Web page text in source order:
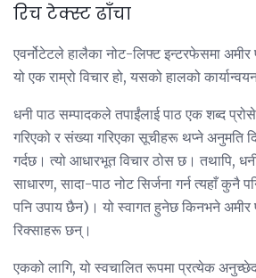
रिच टेक्स्ट ढाँचा
एवर्नोटेटले हालैका नोट-लिफ्ट इन्टरफेसमा अमीर
यो एक राम्रो विचार हो, यसको हालको
धनी पाठ सम्पादकले तपाईंलाई पाठ एक शब्द
गरिएको र संख्या गरिएका सूचीहरू थप्ने अनुमति
गर्दछ। त्यो आधारभूत विचार ठोस छ। तथापि, धनी
साधारण, सादा-पाठ नोट सिर्जना गर्न त्यहाँ कुनै
पनि उपाय छैन)। यो स्वागत हुनेछ किनभने
रिक्साहरू छन्।
एकको लागि, यो स्वचालित रूपमा प्रत्येक